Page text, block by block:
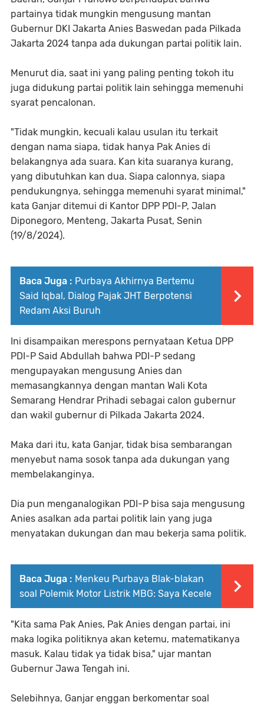
partainya tidak mungkin mengusung mantan
Gubernur DKI Jakarta Anies Baswedan pada Pilkada
Jakarta 2024 tanpa ada dukungan partai politik lain.
Menurut dia, saat ini yang paling penting tokoh itu
juga didukung partai politik lain sehingga memenuhi
syarat pencalonan.
"Tidak mungkin, kecuali kalau usulan itu terkait
dengan nama siapa, tidak hanya Pak Anies di
belakangnya ada suara. Kan kita suaranya kurang,
yang dibutuhkan kan dua. Siapa calonnya, siapa
pendukungnya, sehingga memenuhi syarat minimal,"
kata Ganjar ditemui di Kantor DPP PDI-P, Jalan
Diponegoro, Menteng, Jakarta Pusat, Senin
(19/8/2024).
Baca Juga : Purbaya Akhirnya Bertemu
Said Iqbal, Dialog Pajak JHT Berpotensi
Redam Aksi Buruh
Ini disampaikan merespons pernyataan Ketua DPP
PDI-P Said Abdullah bahwa PDI-P sedang
mengupayakan mengusung Anies dan
memasangkannya dengan mantan Wali Kota
Semarang Hendrar Prihadi sebagai calon gubernur
dan wakil gubernur di Pilkada Jakarta 2024.
Maka dari itu, kata Ganjar, tidak bisa sembarangan
menyebut nama sosok tanpa ada dukungan yang
membelakanginya.
Dia pun menganalogikan PDI-P bisa saja mengusung
Anies asalkan ada partai politik lain yang juga
menyatakan dukungan dan mau bekerja sama politik.
Baca Juga : Menkeu Purbaya Blak-blakan
soal Polemik Motor Listrik MBG: Saya Kecele
"Kita sama Pak Anies, Pak Anies dengan partai, ini
maka logika politiknya akan ketemu, matematikanya
masuk. Kalau tidak ya tidak bisa," ujar mantan
Gubernur Jawa Tengah ini.
Selebihnya, Ganjar enggan berkomentar soal